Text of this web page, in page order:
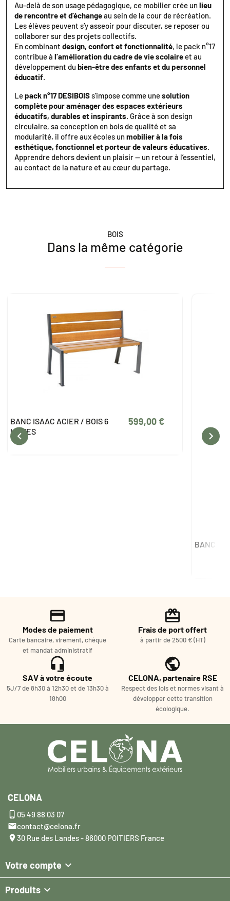
Au-delà de son usage pédagogique, ce mobilier crée unlieu
de rencontre et d’échangeau sein de la cour de récréation.
Les élèves peuvent s’y asseoir pour discuter, se reposer ou
collaborer sur des projets collectifs.
En combinant design, confort et fonctionnalité, le pack n°17
contribue à l’amélioration du cadre de vie scolaireet au
développement du bien-être des enfants et du personnel
éducatif.
Lepack n°17 DESIBOISs’impose comme unesolution
complète pour aménager des espaces extérieurs
éducatifs, durables et inspirants. Grâce à son design
circulaire, sa conception en bois de qualité et sa
modularité, il offre aux écoles unmobilier à la fois
esthétique, fonctionnel et porteur de valeurs éducatives.
Apprendre dehors devient un plaisir — un retour à l’essentiel,
au contact de la nature et au cœur du partage.
BOIS
Dans la même catégorie
BANC ISAAC ACIER / BOIS 6
LAMES
599,00 €
 
Modes de paiement
Carte bancaire, virement, chèque
et mandat administratif
Frais de port offert
à partir de 2500 € (HT)
SAV à votre écoute
5J/7 de 8h30 à 12h30 et de 13h30 à
18h00
CELONA, partenaire RSE
Respect des lois et normes visant à
développer cette transition
écologique.
CELONA
 05 49 88 03 07
contact@celona.fr
30 Rue des Landes - 86000 POITIERS France
Votre compte 
Produits 